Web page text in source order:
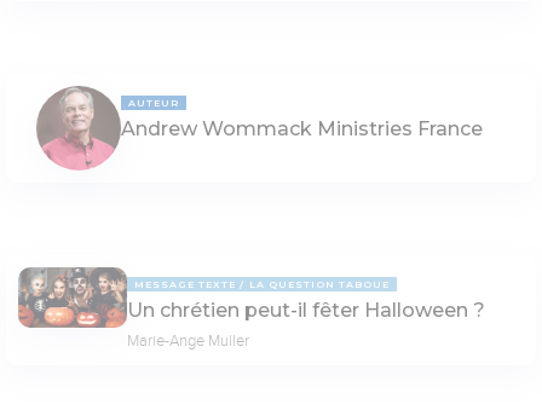
AUTEUR
Andrew Wommack Ministries France
MESSAGE TEXTE LA QUESTION TABOUE
Un chrétien peut-il fêter Halloween ?
Marie-Ange Muller